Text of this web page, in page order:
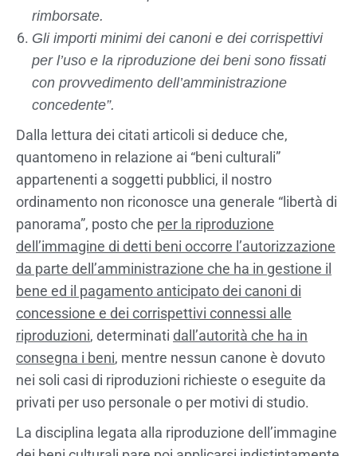
rimborsate.
Gli importi minimi dei canoni e dei corrispettivi
per l’uso e la riproduzione dei beni sono fissati
con provvedimento dell’amministrazione
concedente”.
Dalla lettura dei citati articoli si deduce che,
quantomeno in relazione ai “beni culturali”
appartenenti a soggetti pubblici, il nostro
ordinamento non riconosce una generale “libertà di
panorama”, posto che per la riproduzione
dell’immagine di detti beni occorre l’autorizzazione
da parte dell’amministrazione che ha in gestione il
bene ed il pagamento anticipato dei canoni di
concessione e dei corrispettivi connessi alle
riproduzioni, determinati dall’autorità che ha in
consegna i beni, mentre nessun canone è dovuto
nei soli casi di riproduzioni richieste o eseguite da
privati per uso personale o per motivi di studio.
La disciplina legata alla riproduzione dell’immagine